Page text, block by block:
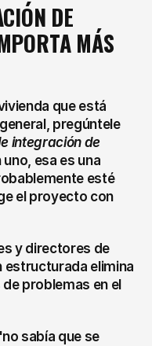
DE
MÁS
que está
pregúntele
integración de
esa es una
esté
el proyecto con
y directores de
estructurada elimina
problemas en el
sabía que se